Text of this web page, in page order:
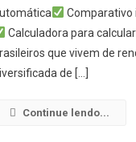
Comparativo
Calculadora para
que vivem de
de […]
Continue lendo...